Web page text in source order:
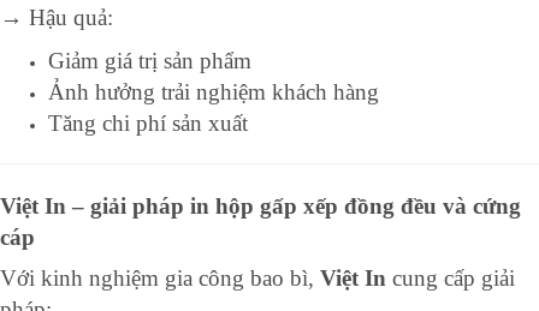
→ Hậu quả:
Giảm giá trị sản phẩm
Ảnh hưởng trải nghiệm khách hàng
Tăng chi phí sản xuất
Việt In – giải pháp in hộp gấp xếp đồng đều và cứng
cáp
Với kinh nghiệm gia công bao bì, Việt In cung cấp giải